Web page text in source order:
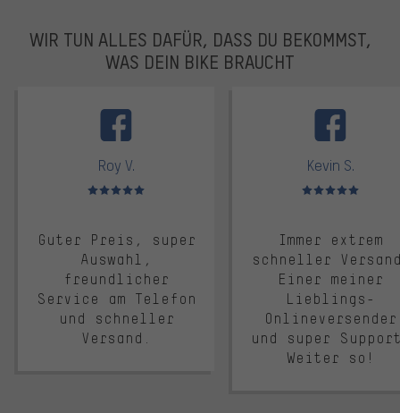
WIR TUN ALLES DAFÜR, DASS DU BEKOMMST,
WAS DEIN BIKE BRAUCHT
Roy V.
Bewertungen: 5 von 5
Guter Preis, super
Auswahl,
freundlicher
Service am Telefon
und schneller
Versand.
Kevin S.
Bewertungen: 5 von 5
Immer extrem
schneller
Einer meiner
Lieblings-
Onlineversender
und super
Weiter so!